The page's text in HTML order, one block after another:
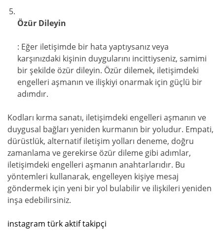
Özür Dileyin
: Eğer iletişimde bir hata yaptıysanız veya
karşınızdaki kişinin duygularını incittiyseniz, samimi
bir şekilde özür dileyin. Özür dilemek, iletişimdeki
engelleri aşmanın ve ilişkiyi onarmak için güçlü bir
adımdır.
Kodları kırma sanatı, iletişimdeki engelleri aşmanın ve
duygusal bağları yeniden kurmanın bir yoludur. Empati,
dürüstlük, alternatif iletişim yolları deneme, doğru
zamanlama ve gerekirse özür dileme gibi adımlar,
iletişimdeki engelleri aşmanın anahtarlarıdır. Bu
yöntemleri kullanarak, engelleyen kişiye mesaj
göndermek için yeni bir yol bulabilir ve ilişkileri yeniden
inşa edebilirsiniz.
instagram türk aktif takipçi